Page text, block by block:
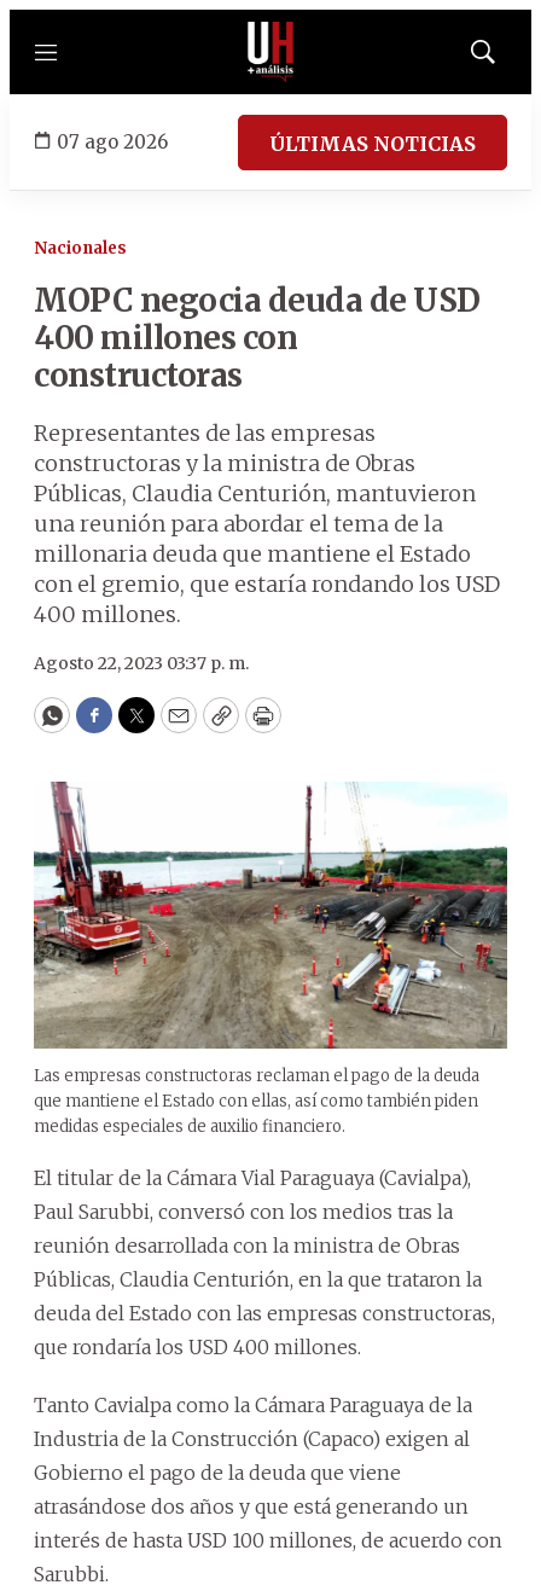
Menú
Mostrar
07 ago 2026 ÚLTIMAS NOTICIAS
Nacionales
MOPC negocia deuda de USD
400 millones con
constructoras
Representantes de las empresas
constructoras y la ministra de Obras
Públicas, Claudia Centurión, mantuvieron
una reunión para abordar el tema de la
millonaria deuda que mantiene el Estado
con el gremio, que estaría rondando los USD
400 millones.
Agosto 22, 2023 03:37 p. m.
WhatsApp
Facebook
Twitter
EmailCopyPrint
Las empresas constructoras reclaman el pago de la deuda
que mantiene el Estado con ellas, así como también piden
medidas especiales de auxilio financiero.
El titular de la Cámara Vial Paraguaya (Cavialpa),
Paul Sarubbi, conversó con los medios tras la
reunión desarrollada con la ministra de Obras
Públicas, Claudia Centurión, en la que trataron la
deuda del Estado con las empresas constructoras,
que rondaría los USD 400 millones.
Tanto Cavialpa como la Cámara Paraguaya de la
Industria de la Construcción (Capaco) exigen al
Gobierno el pago de la deuda que viene
atrasándose dos años y que está generando un
interés de hasta USD 100 millones, de acuerdo con
Sarubbi.